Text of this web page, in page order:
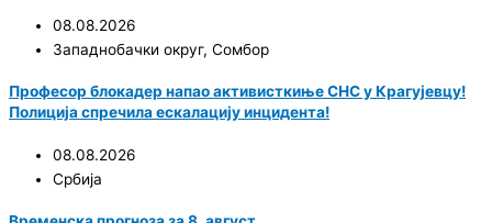
08.08.2026
Западнобачки округ, Сомбор
Професор блокадер напао активисткиње СНС у Крагујевцу!
Полиција спречила ескалацију инцидента!
08.08.2026
Србија